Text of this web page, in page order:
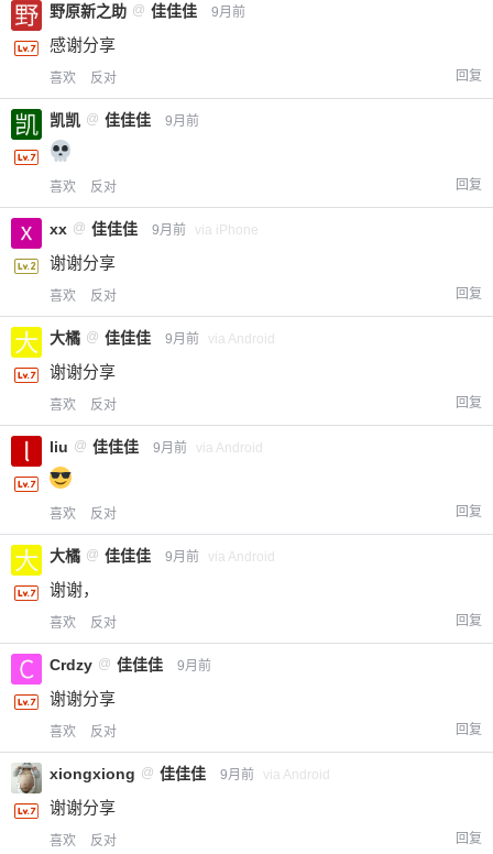
立刻支付
野原新之助 @ 佳佳佳 9月前
感谢分享
喜欢 反对 回复
凯凯 @ 佳佳佳 9月前
喜欢 反对 回复
xx @ 佳佳佳 9月前 via iPhone
谢谢分享
喜欢 反对 回复
大橘 @ 佳佳佳 9月前 via Android
谢谢分享
喜欢 反对 回复
liu @ 佳佳佳 9月前 via Android
喜欢 反对 回复
大橘 @ 佳佳佳 9月前 via Android
谢谢，
喜欢 反对 回复
Crdzy @ 佳佳佳 9月前
谢谢分享
喜欢 反对 回复
xiongxiong @ 佳佳佳 9月前 via Android
谢谢分享
喜欢 反对 回复